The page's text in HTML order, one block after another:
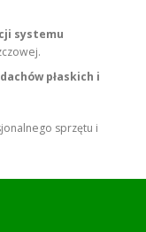
systemu
płaskich i
sprzętu i